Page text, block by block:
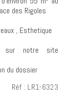
des Rigoles
, Esthetique
sur notre site
du dossier
Réf : LR1-6323